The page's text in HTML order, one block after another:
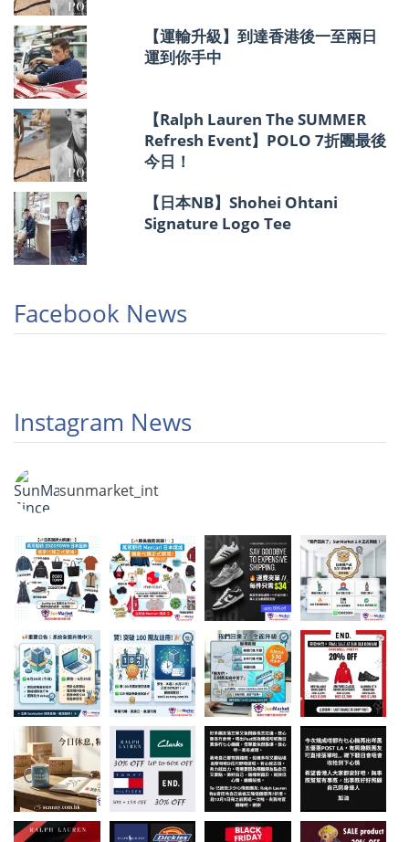
【運輸升級】到達香港後一至兩日
運到你手中
【Ralph Lauren The SUMMER
Refresh Event】POLO 7折團最後
今日！
【日本NB】Shohei Ohtani
Signature Logo Tee
Facebook News
Instagram News
sunmarket_int